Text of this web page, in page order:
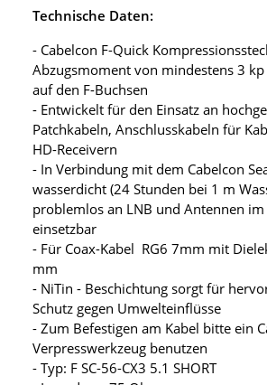
Technische Daten:
- Cabelcon F-Quick
Abzugsmoment von mindestens 3
auf den F-Buchsen
- Entwickelt für den Einsatz an
Patchkabeln, Anschlusskabeln für
HD-Receivern
- In Verbindung mit dem Cabelcon
wasserdicht (24 Stunden bei 1 m
problemlos an LNB und Antennen
einsetzbar
- Für Coax-Kabel RG6 7mm mit
mm
- NiTin - Beschichtung sorgt für
Schutz gegen Umwelteinflüsse
- Zum Befestigen am Kabel bitte ein
Verpresswerkzeug benutzen
- Typ: F SC-56-CX3 5.1 SHORT